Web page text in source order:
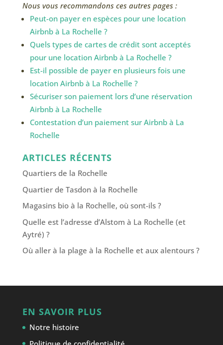
Nous vous recommandons ces autres pages :
Peut-on payer en espèces pour une location
Airbnb à La Rochelle ?
Quels types de cartes de crédit sont acceptés
pour une location Airbnb à La Rochelle ?
Est-il possible de payer en plusieurs fois une
location Airbnb à La Rochelle ?
Sécuriser son paiement lors d’une réservation
Airbnb à La Rochelle
Contestation d’un paiement sur Airbnb à La
Rochelle
ARTICLES RÉCENTS
Quartiers de la Rochelle
Quartier de Tasdon à la Rochelle
Magasins bio à la Rochelle, où sont-ils ?
Quelle est l’adresse d’Alstom à La Rochelle (et
Aytré) ?
Où aller à la plage à la Rochelle et aux alentours ?
EN SAVOIR PLUS
Notre histoire